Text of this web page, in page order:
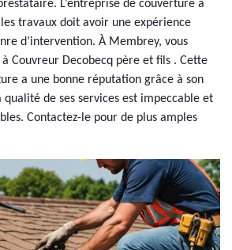
L’entreprise de couverture à
travaux doit avoir une expérience
d’intervention. À Membrey, vous
à Couvreur Decobecq père et fils . Cette
a une bonne réputation grâce à son
qualité de ses services est impeccable et
Contactez-le pour de plus amples